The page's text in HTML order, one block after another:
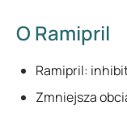
O Ramipril
Ramipril:
Zmniejsza